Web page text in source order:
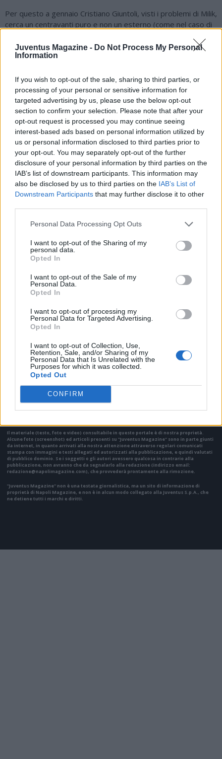
Juventus Magazine - Do Not Process My Personal
Information
If you wish to opt-out of the sale, sharing to third parties, or
processing of your personal or sensitive information for
targeted advertising by us, please use the below opt-out
section to confirm your selection. Please note that after your
opt-out request is processed you may continue seeing
interest-based ads based on personal information utilized by
us or personal information disclosed to third parties prior to
your opt-out. You may separately opt-out of the further
disclosure of your personal information by third parties on the
IAB’s list of downstream participants. This information may
also be disclosed by us to third parties on the IAB’s List of
Downstream Participants that may further disclose it to other
Personal Data Processing Opt Outs
I want to opt-out of the Sharing of my
personal data.
Opted In
I want to opt-out of the Sale of my
Personal Data.
Opted In
I want to opt-out of processing my
Personal Data for Targeted Advertising.
Opted In
I want to opt-out of Collection, Use,
Retention, Sale, and/or Sharing of my
Personal Data that Is Unrelated with the
Purposes for which it was collected.
Opted Out
CONFIRM
Per questo a gennaio Cristiano Giuntoli, visti i problemi di Milik,
cerca un centravanti puro e non un esterno (come nel caso di
idea, che si aggiunge quella di Lorenzo Lucca, secondo quanto
riporta 'La Gazzetta dello Sport', è Beto dell'Everton, che ha
mette piede in campo da settembre e ha collezionato solo 43
minuti in stagione. In lista, sempre secondo la 'Rosea', anche
Giacomo Raspadori del Napoli, ma è difficile che parta a titolo
temporaneo, e Daniel Maldini del Monza.
Secondo 'Tuttosport', invece, la Juve punterebbe a Arnaud
Kalimuendo, attaccante di proprietà del Rennes, classe 2002,
protagonista di un ottimo avvio in campionato. In Ligue 1 ha
realizzato tre reti in sei partite. L'idea sarebbe quella di
arrivare a un prestito. La giovane punta è stata allenata nelle
giovanili del Psg dallo stesso Thiago Motta che,
evidentemente, lo conosce bene.
Il materiale (testo, foto e video) consultabile in questo portale è di nostra proprietà.
Alcune foto (screenshot) ed articoli presenti su "Juventus Magazine" sono in parte giunti
da internet, in quanto arrivati alla nostra attenzione attraverso regolari comunicati
stampa con immagini e testi allegati ed autorizzati alla pubblicazione, e quindi valutati
di pubblico dominio. Se i soggetti o gli autori avessero qualcosa in contrario alla
pubblicazione, non avranno che da segnalarlo alla redazione (indirizzo email:
redazione@napolimagazine.com), che provvederà prontamente alla rimozione.
"Juventus Magazine" non è una testata giornalistica, ma un sito di informazione di
proprietà di Napoli Magazine, e non è in alcun modo collegato alla Juventus S.p.A., che
ne detiene tutti i marchi e diritti.